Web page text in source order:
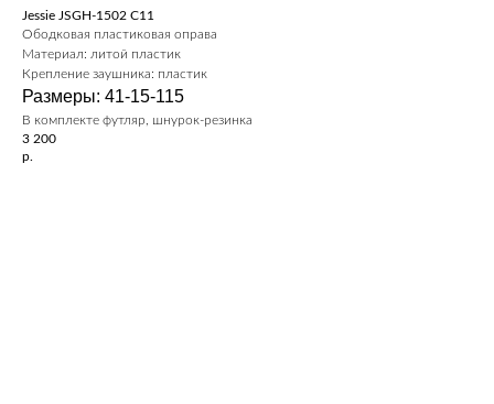
Jessie JSGH-1502 C11
Ободковая пластиковая оправа
Материал: литой пластик
Крепление заушника: пластик
Размеры: 41-15-115
В комплекте футляр, шнурок-резинка
3 200
р.